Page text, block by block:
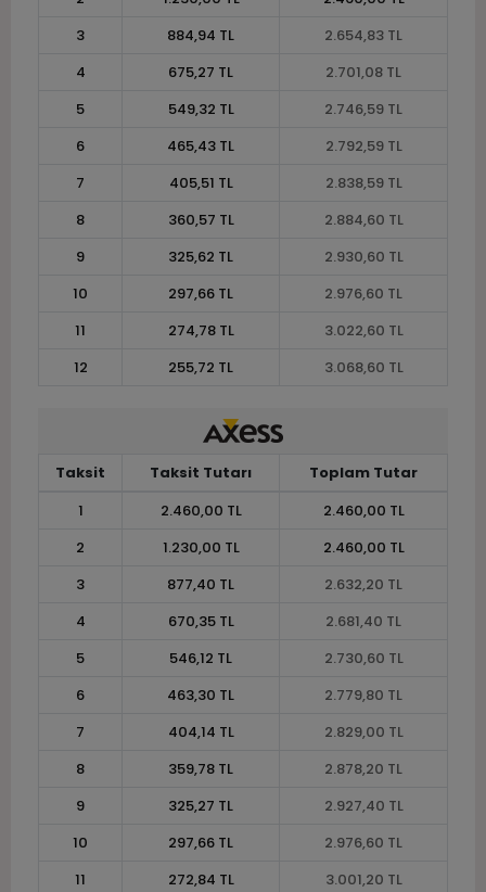
3
884,94 TL
2.654,83 TL
4
675,27 TL
2.701,08 TL
5
549,32 TL
2.746,59 TL
6
465,43 TL
2.792,59 TL
7
405,51 TL
2.838,59 TL
8
360,57 TL
2.884,60 TL
9
325,62 TL
2.930,60 TL
10
297,66 TL
2.976,60 TL
11
274,78 TL
3.022,60 TL
12
255,72 TL 3.068,60 TL
Taksit Taksit Tutarı
Toplam Tutar
1
2.460,00 TL
2.460,00 TL
2
1.230,00 TL
2.460,00 TL
3
877,40 TL
2.632,20 TL
4
670,35 TL
2.681,40 TL
5
546,12 TL
2.730,60 TL
6
463,30 TL
2.779,80 TL
7
404,14 TL
2.829,00 TL
8
359,78 TL
2.878,20 TL
9
325,27 TL
2.927,40 TL
10
297,66 TL
2.976,60 TL
11
272,84 TL
3.001,20 TL